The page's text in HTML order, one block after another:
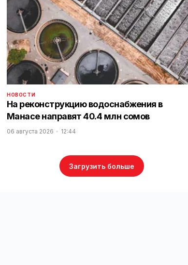
НОВОСТИ
На реконструкцию водоснабжения в
Манасе направят 40.4 млн сомов
06 августа 2026 12:44
Загрузить больше